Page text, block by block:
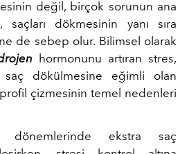
değil, birçok sorunun ana
saçları dökmesinin yanı sıra
de sebep olur. Bilimsel olarak
hormonunu artıran stres,
dökülmesine eğimli olan
profil çizmesinin temel nedenleri
dönemlerinde ekstra saç